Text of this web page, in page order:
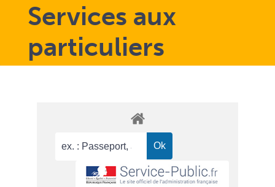
Services aux
particuliers